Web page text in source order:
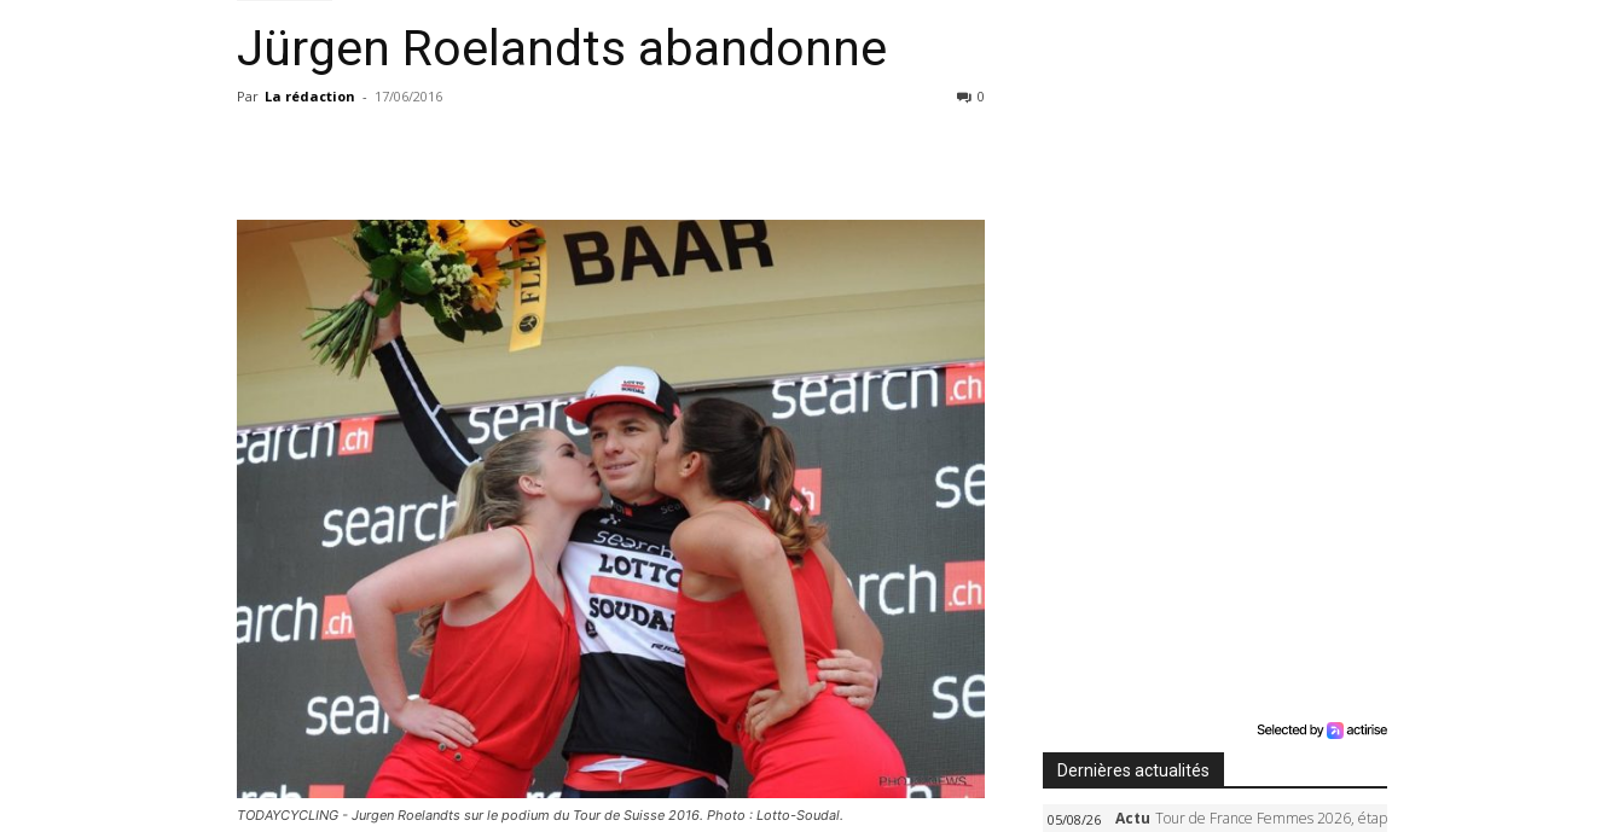
Jürgen Roelandts abandonne
Par La rédaction - 17/06/2016 0
TODAYCYCLING - Jurgen Roelandts sur le podium du Tour de Suisse 2016. Photo : Lotto-Soudal.
Dernières actualités
05/08/26 Actu Tour de France Femmes 2026, étape 5 – Demi Vollering gagne à Belleville, Reusser en jaune, Ferrand-Prévot coule